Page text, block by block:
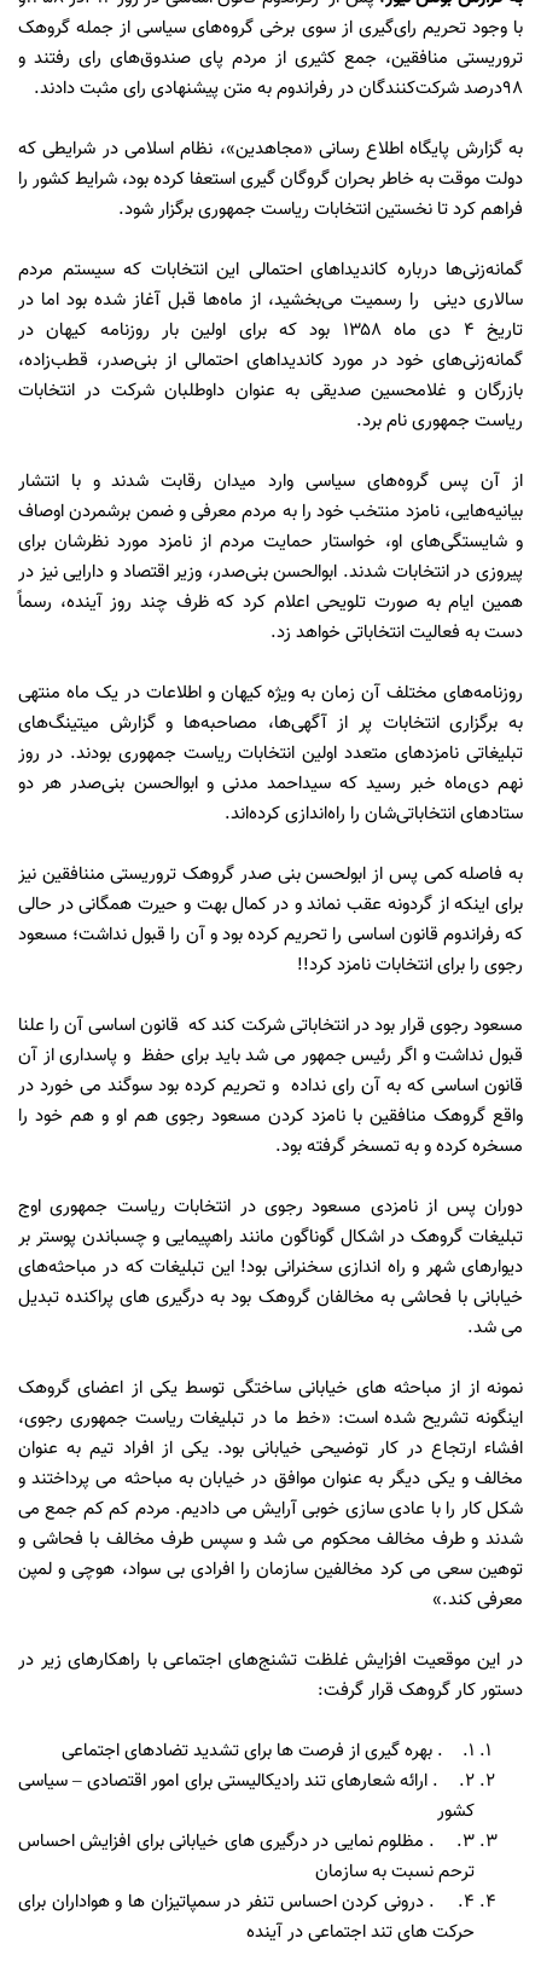
با وجود تحریم رای‌گیری از سوی برخی گروه‌های سیاسی از جمله گروهک
تروریستی منافقین، جمع کثیری از مردم پای صندوق‌های رای رفتند و
۹8درصد شرکت‌کنندگان در رفراندوم به متن پیشنهادی رای مثبت دادند.
به گزارش پایگاه اطلاع رسانی «مجاهدین»، نظام اسلامی در شرایطی که
دولت موقت به خاطر بحران گروگان گیری استعفا کرده بود، شرایط کشور را
فراهم کرد تا نخستین انتخابات ریاست جمهوری برگزار شود.
گمانه‌زنی‌ها درباره کاندیداهای احتمالی این انتخابات که سیستم مردم
سالاری دینی را رسمیت می‌بخشید، از ماه‌ها قبل آغاز شده بود اما در
تاریخ ۴ دی ماه ۱۳۵۸ بود که برای اولین بار روزنامه کیهان در
گمانه‌زنی‌های خود در مورد کاندیداهای احتمالی از بنی‌صدر، قطب‌زاده،
بازرگان و غلامحسین صدیقی به عنوان داوطلبان شرکت در انتخابات
ریاست جمهوری نام برد.
از آن پس گروه‌های سیاسی وارد میدان رقابت شدند و با انتشار
بیانیه‌هایی، نامزد منتخب خود را به مردم معرفی و ضمن برشمردن اوصاف
و شایستگی‌های او، خواستار حمایت مردم از نامزد مورد نظرشان برای
پیروزی در انتخابات شدند. ابوالحسن بنی‌صدر، وزیر اقتصاد و دارایی نیز در
همین ایام به صورت تلویحی اعلام کرد که ظرف چند روز آینده، رسماً
دست به فعالیت انتخاباتی خواهد زد.
روزنامه‌های مختلف آن زمان به ویژه کیهان و اطلاعات در یک ماه منتهی
به برگزاری انتخابات پر از آگهی‌ها، مصاحبه‌ها و گزارش میتینگ‌های
تبلیغاتی نامزدهای متعدد اولین انتخابات ریاست‌ جمهوری بودند. در روز
نهم دی‌ماه خبر رسید که سیداحمد مدنی و ابوالحسن بنی‌صدر هر دو
ستادهای انتخاباتی‌شان را راه‌اندازی کرده‌اند.
به فاصله کمی پس از ابولحسن بنی صدر گروهک تروریستی مننافقین نیز
برای اینکه از گردونه عقب نماند و در کمال بهت و حیرت همگانی در حالی
که رفراندوم قانون اساسی را تحریم کرده بود و آن را قبول نداشت؛ مسعود
رجوی را برای انتخابات نامزد کرد!!
مسعود رجوی قرار بود در انتخاباتی شرکت کند که قانون اساسی آن را علنا
قبول نداشت و اگر رئیس جمهور می شد باید برای حفظ و پاسداری از آن
قانون اساسی که به آن رای نداده و تحریم کرده بود سوگند می خورد در
واقع گروهک منافقین با نامزد کردن مسعود رجوی هم او و هم خود را
مسخره کرده و به تمسخر گرفته بود.
دوران پس از نامزدی مسعود رجوی در انتخابات ریاست جمهوری اوج
تبلیغات گروهک در اشکال گوناگون مانند راهپیمایی و چسباندن پوستر بر
دیوارهای شهر و راه اندازی سخنرانی بود! این تبلیغات که در مباحثه‌های
خیابانی با فحاشی به مخالفان گروهک بود به درگیری های پراکنده تبدیل
می شد.
نمونه از از مباحثه های خیابانی ساختگی توسط یکی از اعضای گروهک
اینگونه تشریح شده است: «خط ما در تبلیغات ریاست جمهوری رجوی،
افشاء ارتجاع در کار توضیحی خیابانی بود. یکی از افراد تیم به عنوان
مخالف و یکی دیگر به عنوان موافق در خیابان به مباحثه می پرداختند و
شکل کار را با عادی سازی خوبی آرایش می دادیم. مردم کم کم جمع می
شدند و طرف مخالف محکوم می شد و سپس طرف مخالف با فحاشی و
توهین سعی می کرد مخالفین سازمان را افرادی بی سواد، هوچی و لمپن
معرفی کند.»
در این موقعیت افزایش غلظت تشنج‌های اجتماعی با راهکارهای زیر در
دستور کار گروهک قرار گرفت:
1. . بهره گیری از فرصت ها برای تشدید تضادهای اجتماعی
2. . ارائه شعارهای تند رادیکالیستی برای امور اقتصادی – سیاسی
کشور
3. . مظلوم نمایی در درگیری های خیابانی برای افزایش احساس
ترحم نسبت به سازمان
4. . درونی کردن احساس تنفر در سمپاتیزان ها و هواداران برای
حرکت های تند اجتماعی در آینده